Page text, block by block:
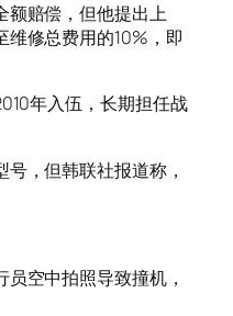
赔偿，但他提出上
修总费用的10%，即
年入伍，长期担任战
，但韩联社报道称，
空中拍照导致撞机，